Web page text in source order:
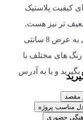
کیفیت پلاستیک
تر نیز هست.
قیمت درج شده برای یک رول 120 متری به عرض 8 سانتی
های مختلف با
و یا به آدرس
مقصد
مناسب پروژه
حضوری